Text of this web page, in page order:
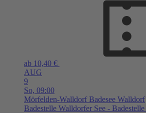
ab 10,40 €
AUG
9
So, 09:00
Mörfelden-Walldorf Badesee Walldorf
Badestelle Walldorfer See -